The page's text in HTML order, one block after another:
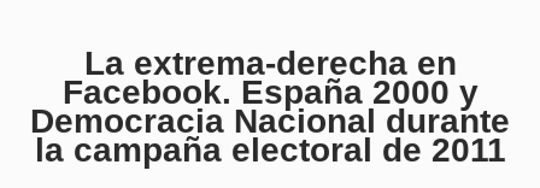
La extrema-derecha en
Facebook. España 2000 y
Democracia Nacional durante
la campaña electoral de 2011